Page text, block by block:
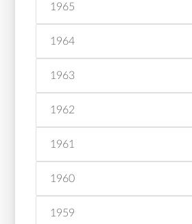
1965
1964
1963
1962
1961
1960
1959